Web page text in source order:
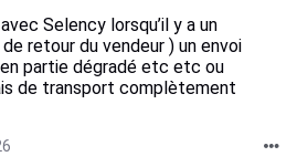
Selency lorsqu’il y a un
retour du vendeur ) un envoi
partie dégradé etc etc ou
de transport complètement